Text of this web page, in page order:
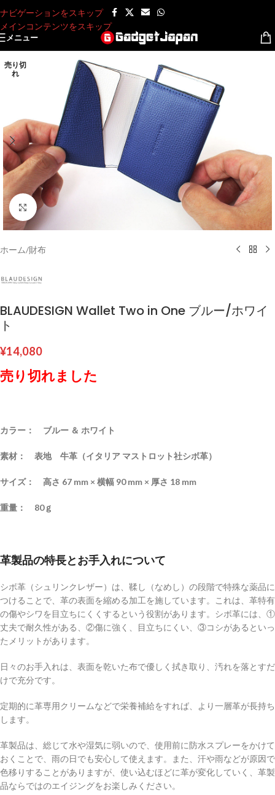
ナビゲーションをスキップ
メインコンテンツをスキップ
メニュー
売り切
れ
クリックして拡大
ホーム/財布
BLAUDESIGN Wallet Two in One ブルー/ホワイ
ト
¥14,080
売り切れました
カラー： ブルー ＆ ホワイト
素材： 表地 牛革（イタリア マストロット社シボ革）
サイズ： 高さ 67 mm × 横幅 90 mm × 厚さ 18 mm
重量： 80ｇ
革製品の特長とお手入れについて
シボ革（シュリンクレザー）は、鞣し（なめし）の段階で特殊な薬品に
つけることで、革の表面を縮める加工を施しています。これは、革特有
の傷やシワを目立ちにくくするという役割があります。シボ革には、①
丈夫で耐久性がある、②傷に強く、目立ちにくい、③コシがあるといっ
たメリットがあります。
日々のお手入れは、表面を乾いた布で優しく拭き取り、汚れを落とすだ
けで充分です。
定期的に革専用クリームなどで栄養補給をすれば、より一層革が長持ち
します。
革製品は、総じて水や湿気に弱いので、使用前に防水スプレーをかけて
おくことで、雨の日でも安心して使えます。また、汗や雨などが原因で
色移りすることがありますが、使い込むほどに革が変化していく、革製
品ならではのエイジングをお楽しみください。